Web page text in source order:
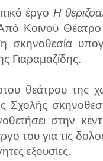
έργο Η
Κοινού
σκηνοθεσία
Γιαραμαζίδης.
θεάτρου της
Σχολής
στην
του για τις
εξουσίες.